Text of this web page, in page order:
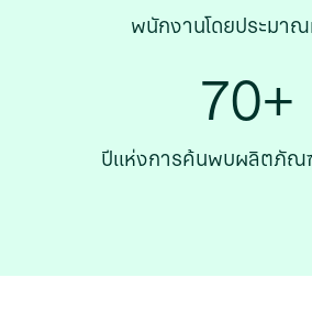
พนักงานโดยประมาณ
70+
ปีแห่งการค้นพบผลิตภัณ